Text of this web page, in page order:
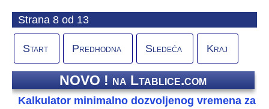
Strana 8 od 13
Start Predhodna Sledeća Kraj
NOVO ! na Ltablice.com
Kalkulator minimalno dozvoljenog vremena za